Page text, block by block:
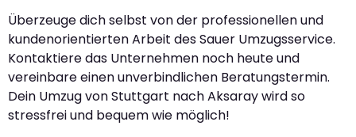
Überzeuge dich selbst von der professionellen und
kundenorientierten Arbeit des Sauer Umzugsservice.
Kontaktiere das Unternehmen noch heute und
vereinbare einen unverbindlichen Beratungstermin.
Dein Umzug von Stuttgart nach Aksaray wird so
stressfrei und bequem wie möglich!